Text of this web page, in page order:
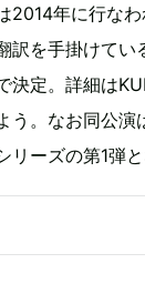
2014年に行な
訳を手掛けてい
決定。詳細は
う。なお同公演
ーズの第1弾と